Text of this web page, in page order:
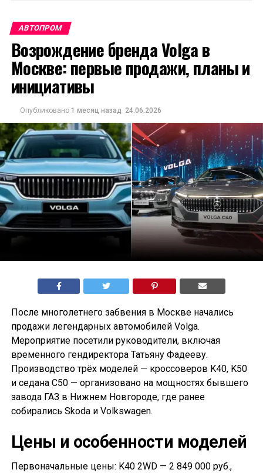
АВТОПРОМ
Возрождение бренда Volga в
Москве: первые продажи, планы и
инициативы
Опубликовано 1 месяц назад 24.06.2026
После многолетнего забвения в Москве начались
продажи легендарных автомобилей Volga.
Мероприятие посетили руководители, включая
временного гендиректора Татьяну Фадееву.
Производство трёх моделей — кроссоверов K40, K50
и седана С50 — организовано на мощностях бывшего
завода ГАЗ в Нижнем Новгороде, где ранее
собирались Skoda и Volkswagen.
Цены и особенности моделей
Первоначальные цены: K40 2WD — 2 849 000 руб.,